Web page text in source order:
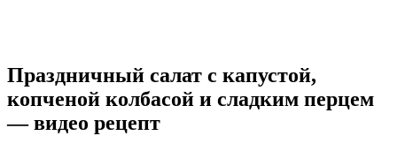
Праздничный салат с капустой,
копченой колбасой и сладким перцем
— видео рецепт